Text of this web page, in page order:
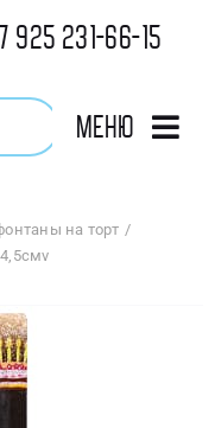
925 231-66-15
Меню
на торт